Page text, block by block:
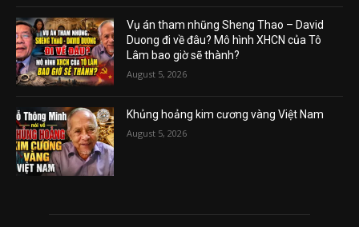
Vụ án tham nhũng Sheng Thao – David
Duong đi về đâu? Mô hình XHCN của Tô
Lâm bao giờ sẽ thành?
August 5, 2026
Khủng hoảng kim cương vàng Việt Nam
August 5, 2026